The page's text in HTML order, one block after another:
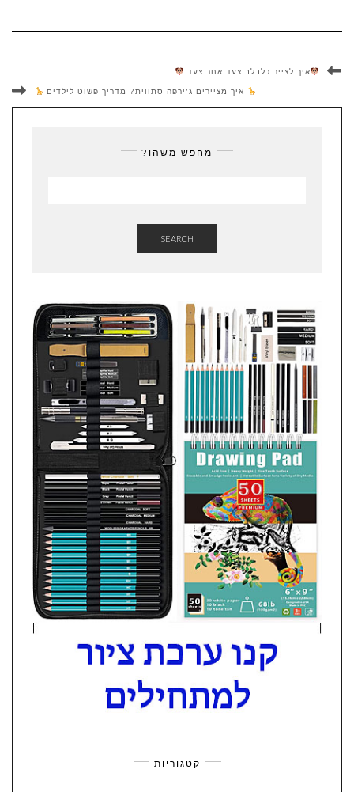
איך לצייר כלבלב צעד אחר צעד
איך מציירים ג'ירפה סתווית? מדריך פשוט לילדים
מחפש משהו?
SEARCH
קטגוריות